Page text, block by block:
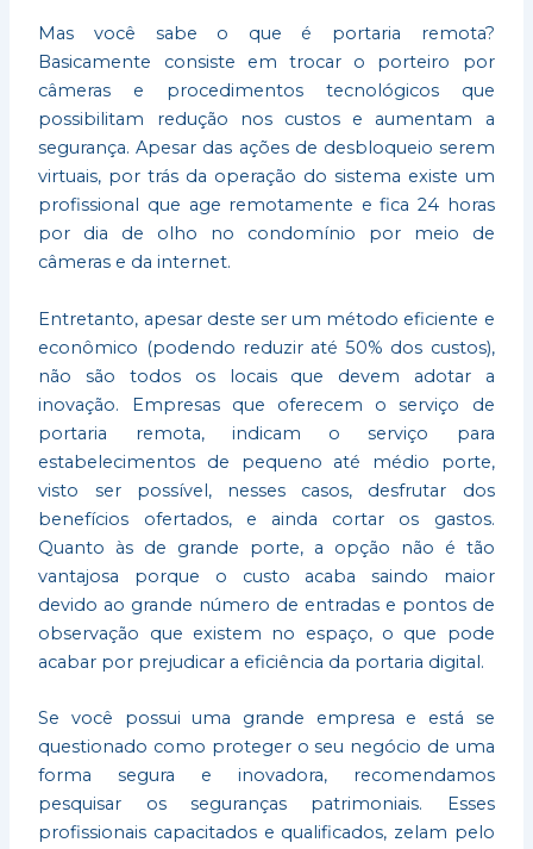
Mas você sabe o que é portaria remota?
Basicamente consiste em trocar o porteiro por
câmeras e procedimentos tecnológicos que
possibilitam redução nos custos e aumentam a
segurança. Apesar das ações de desbloqueio serem
virtuais, por trás da operação do sistema existe um
profissional que age remotamente e fica 24 horas
por dia de olho no condomínio por meio de
câmeras e da internet.
Entretanto, apesar deste ser um método eficiente e
econômico (podendo reduzir até 50% dos custos),
não são todos os locais que devem adotar a
inovação. Empresas que oferecem o serviço de
portaria remota, indicam o serviço para
estabelecimentos de pequeno até médio porte,
visto ser possível, nesses casos, desfrutar dos
benefícios ofertados, e ainda cortar os gastos.
Quanto às de grande porte, a opção não é tão
vantajosa porque o custo acaba saindo maior
devido ao grande número de entradas e pontos de
observação que existem no espaço, o que pode
acabar por prejudicar a eficiência da portaria digital.
Se você possui uma grande empresa e está se
questionado como proteger o seu negócio de uma
forma segura e inovadora, recomendamos
pesquisar os seguranças patrimoniais. Esses
profissionais capacitados e qualificados, zelam pelo